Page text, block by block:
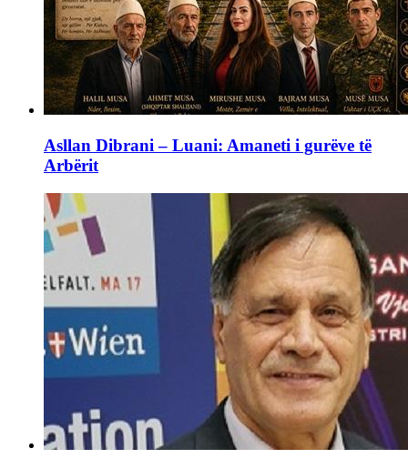
Asllan Dibrani – Luani: Amaneti i gurëve të
Arbërit